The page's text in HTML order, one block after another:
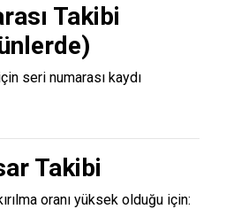
Takibi
seri numarası kaydı
Takibi
oranı yüksek olduğu için: